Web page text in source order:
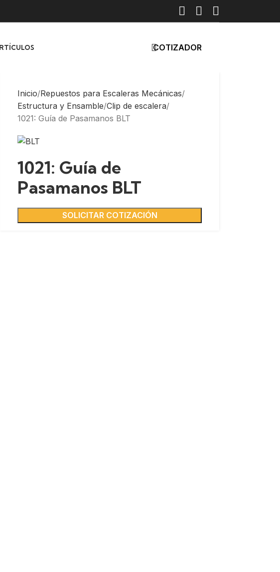
COTIZADOR
Inicio Repuestos para Escaleras Mecánicas
Estructura y Ensamble Clip de escalera
1021: Guía de Pasamanos BLT
1021: Guía de
Pasamanos BLT
SOLICITAR COTIZACIÓN